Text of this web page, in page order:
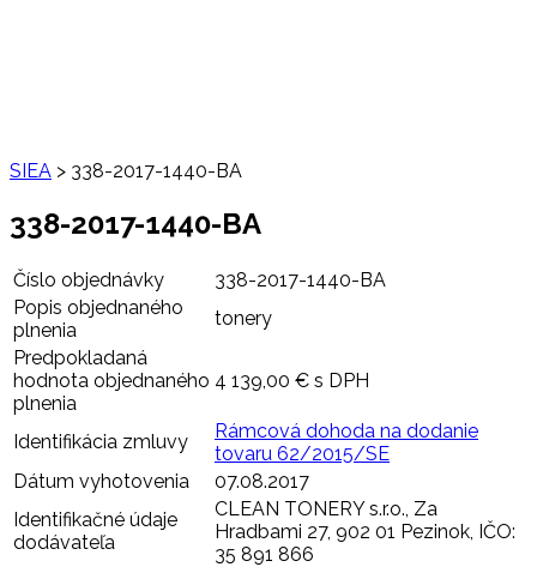
SIEA > 338-2017-1440-BA
338-2017-1440-BA
Číslo objednávky
338-2017-1440-BA
Popis objednaného
plnenia
tonery
Predpokladaná
hodnota objednaného
plnenia
4 139,00 € s DPH
Identifikácia zmluvy
Rámcová dohoda na dodanie
tovaru 62/2015/SE
Dátum vyhotovenia
07.08.2017
Identifikačné údaje
dodávateľa
CLEAN TONERY s.r.o., Za
Hradbami 27, 902 01 Pezinok, IČO:
35 891 866